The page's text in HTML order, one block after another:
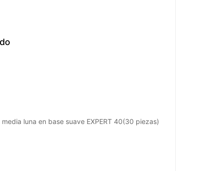
luna en base suave EXPERT 40(30 piezas)